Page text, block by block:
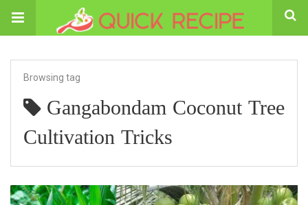
Browsing tag
Gangabondam Coconut Tree
Cultivation Tricks